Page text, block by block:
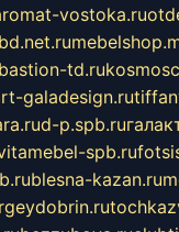
vostoka.ru
bastion-td.ru
galadesign.ru
d-p.spb.ru
spb.ru
blesna-kazan.ru